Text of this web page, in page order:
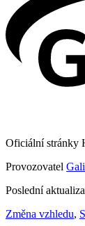
Oficiální stránky
Provozovatel
Poslední
Změna vzhledu,